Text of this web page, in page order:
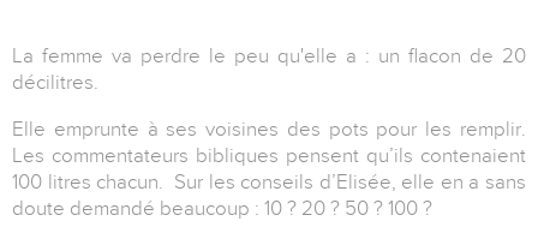
La femme va perdre le peu qu'elle a : un flacon de 20
décilitres.
Elle emprunte à ses voisines des pots pour les remplir.
Les commentateurs bibliques pensent qu’ils contenaient
100 litres chacun. Sur les conseils d’Elisée, elle en a sans
doute demandé beaucoup : 10 ? 20 ? 50 ? 100 ?